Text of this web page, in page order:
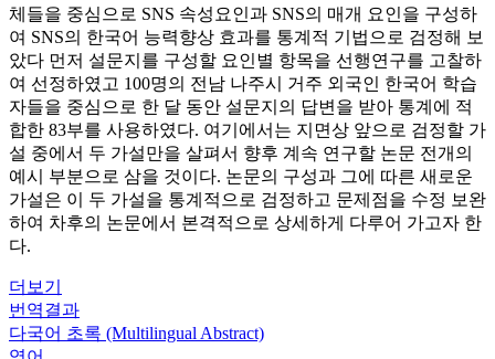
체들을 중심으로 SNS 속성요인과 SNS의 매개 요인을 구성하
여 SNS의 한국어 능력향상 효과를 통계적 기법으로 검정해 보
았다 먼저 설문지를 구성할 요인별 항목을 선행연구를 고찰하
여 선정하였고 100명의 전남 나주시 거주 외국인 한국어 학습
자들을 중심으로 한 달 동안 설문지의 답변을 받아 통계에 적
합한 83부를 사용하였다. 여기에서는 지면상 앞으로 검정할 가
설 중에서 두 가설만을 살펴서 향후 계속 연구할 논문 전개의
예시 부분으로 삼을 것이다. 논문의 구성과 그에 따른 새로운
가설은 이 두 가설을 통계적으로 검정하고 문제점을 수정 보완
하여 차후의 논문에서 본격적으로 상세하게 다루어 가고자 한
다.
더보기
번역결과
다국어 초록 (Multilingual Abstract)